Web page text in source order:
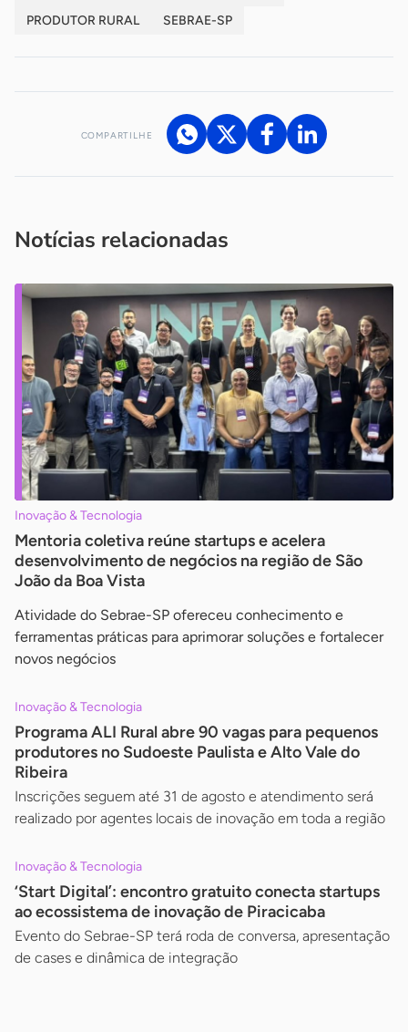
PRODUTOR RURAL
SEBRAE-SP
COMPARTILHE
Notícias relacionadas
Inovação & Tecnologia
Mentoria coletiva reúne startups e acelera
desenvolvimento de negócios na região de São
João da Boa Vista
Atividade do Sebrae-SP ofereceu conhecimento e
ferramentas práticas para aprimorar soluções e fortalecer
novos negócios
Inovação & Tecnologia
Programa ALI Rural abre 90 vagas para pequenos
produtores no Sudoeste Paulista e Alto Vale do
Ribeira
Inscrições seguem até 31 de agosto e atendimento será
realizado por agentes locais de inovação em toda a região
Inovação & Tecnologia
‘Start Digital’: encontro gratuito conecta startups
ao ecossistema de inovação de Piracicaba
Evento do Sebrae-SP terá roda de conversa, apresentação
de cases e dinâmica de integração